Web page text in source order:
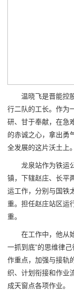
温晓飞是晋能控股
行二队的工长。作为
研、甘于奉献，在急
的赤诚之心，拿出勇
全发展的这片沃土上。
龙泉站作为铁运公
镇，下辖赵庄、长平
运工作，分别与国铁
重。担任赵庄站区运
重。
在工作中，他从始
一抓到底”的思维律
作重点，加强与接轨
织、计划衔接和作业
成天窗点各项作业。